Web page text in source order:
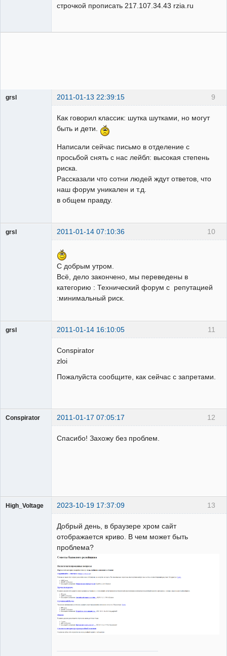
строчкой прописать 217.107.34.43 rzia.ru
9
grsl 2011-01-13 22:39:15
Как говорил классик: шутка шутками, но могут
быть и дети.
Написали сейчас письмо в отделение с
просьбой снять с нас лейбл: высокая степень
риска.
Рассказали что сотни людей ждут ответов, что
наш форум уникален и т.д.
в общем правду.
10
grsl 2011-01-14 07:10:36
С добрым утром.
Всё, дело закончено, мы переведены в
категорию : Технический форум с репутацией
:минимальный риск.
11
grsl 2011-01-14 16:10:05
Conspirator
zloi
Пожалуйста сообщите, как сейчас с запретами.
12
Conspirator 2011-01-17 07:05:17
Спасибо! Захожу без проблем.
13
High_Voltage 2023-10-19 17:37:09
Добрый день, в браузере хром сайт
отображается криво. В чем может быть
проблема?